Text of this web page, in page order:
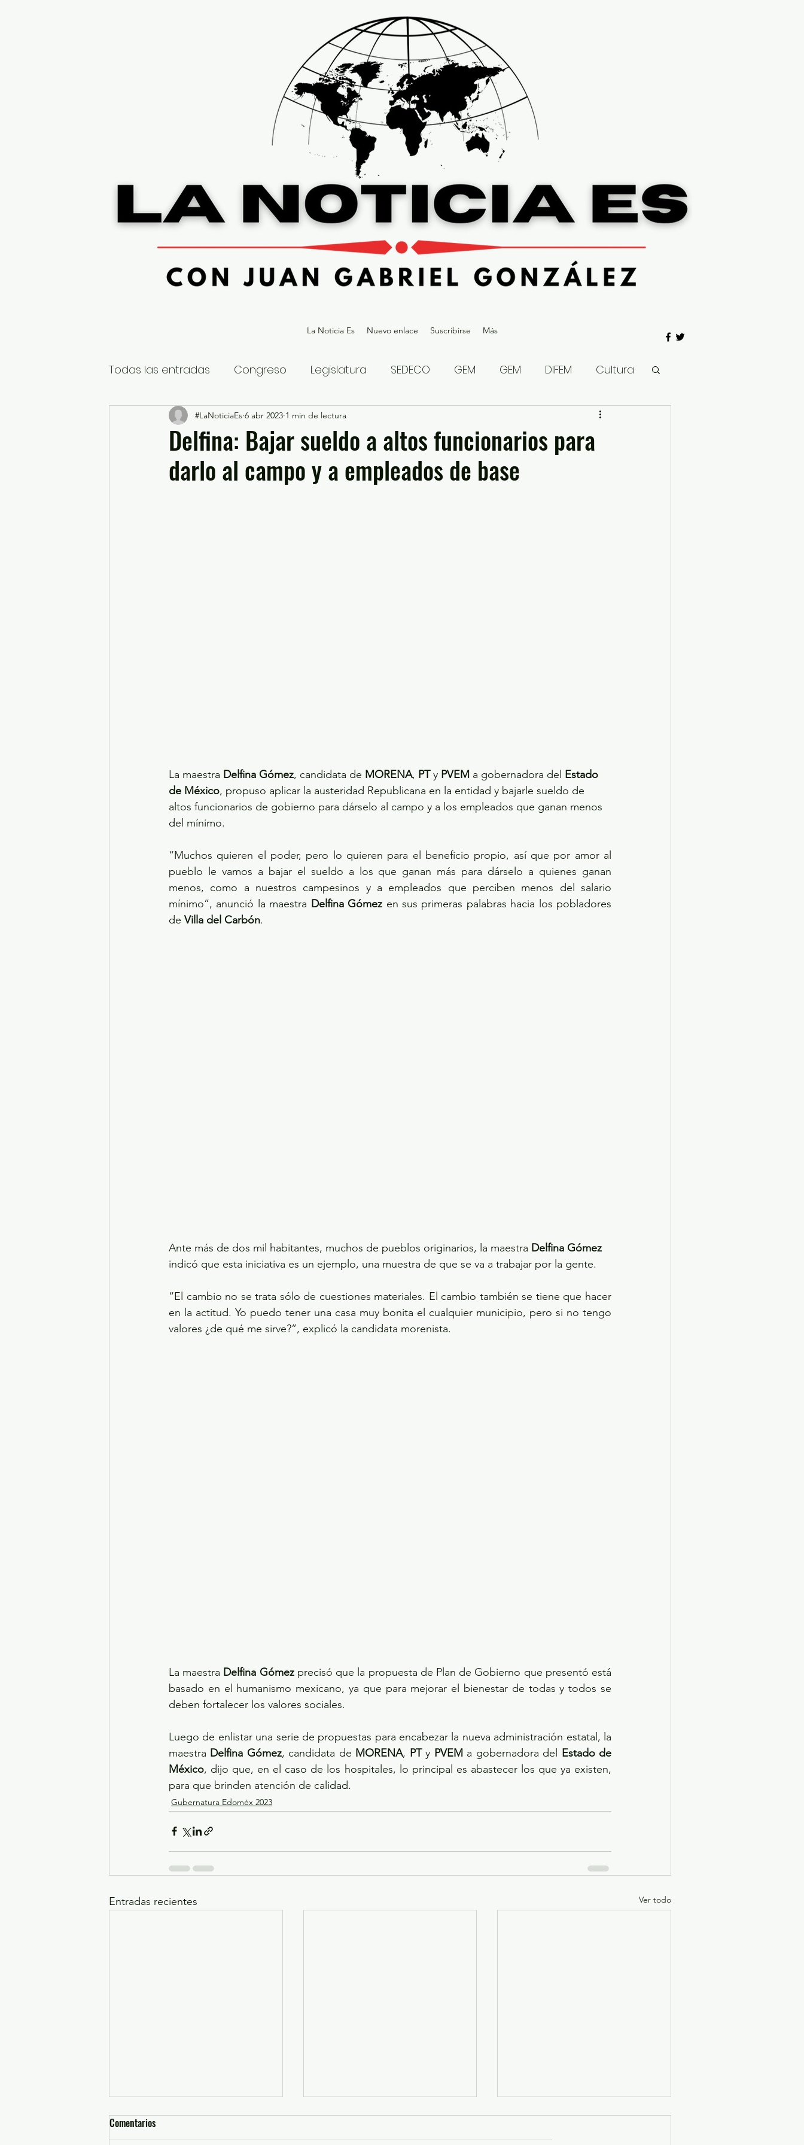
La Noticia Es Nuevo enlace Suscribirse Más
Todas las entradas Congreso Legislatura SEDECO GEM GEM DIFEM Cultura
Nacional Estatal Gubernatura Edoméx 2023
Educación y Cultura Seguridad y Justicia Denuncia Ciudadana
Delfina: Bajar sueldo a altos funcionarios para
darlo al campo y a empleados de base
#LaNoticiaEs 6 abr 2023 1 min de lectura
La maestra Delfina Gómez, candidata de MORENA, PT y PVEM a gobernadora del Estado
de México, propuso aplicar la austeridad Republicana en la entidad y bajarle sueldo de
altos funcionarios de gobierno para dárselo al campo y a los empleados que ganan menos
del mínimo.
“Muchos quieren el poder, pero lo quieren para el beneficio propio, así que por amor al
pueblo le vamos a bajar el sueldo a los que ganan más para dárselo a quienes ganan
menos, como a nuestros campesinos y a empleados que perciben menos del salario
mínimo”, anunció la maestra Delfina Gómez en sus primeras palabras hacia los pobladores
de Villa del Carbón.
Ante más de dos mil habitantes, muchos de pueblos originarios, la maestra Delfina Gómez
indicó que esta iniciativa es un ejemplo, una muestra de que se va a trabajar por la gente.
“El cambio no se trata sólo de cuestiones materiales. El cambio también se tiene que hacer
en la actitud. Yo puedo tener una casa muy bonita el cualquier municipio, pero si no tengo
valores ¿de qué me sirve?”, explicó la candidata morenista.
La maestra Delfina Gómez precisó que la propuesta de Plan de Gobierno que presentó está
basado en el humanismo mexicano, ya que para mejorar el bienestar de todas y todos se
deben fortalecer los valores sociales.
Luego de enlistar una serie de propuestas para encabezar la nueva administración estatal, la
maestra Delfina Gómez, candidata de MORENA, PT y PVEM a gobernadora del
Estado de
México, dijo que, en el caso de los hospitales, lo principal es abastecer los que ya existen,
para que brinden atención de calidad.
Gubernatura Edoméx 2023
Entradas recientes Ver todo
Comentarios